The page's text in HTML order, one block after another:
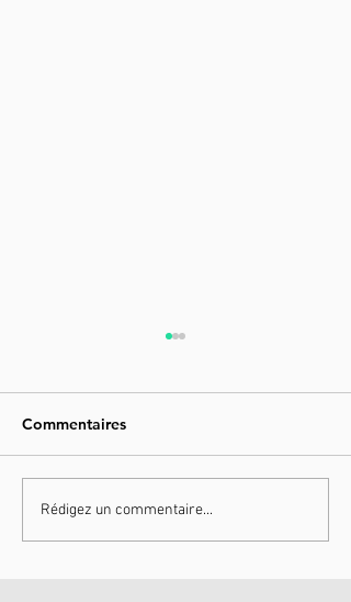
HYPERICE ICT
Commentaires
Rédigez un commentaire...